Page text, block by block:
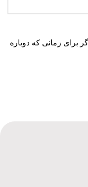
برای زمانی که دوباره